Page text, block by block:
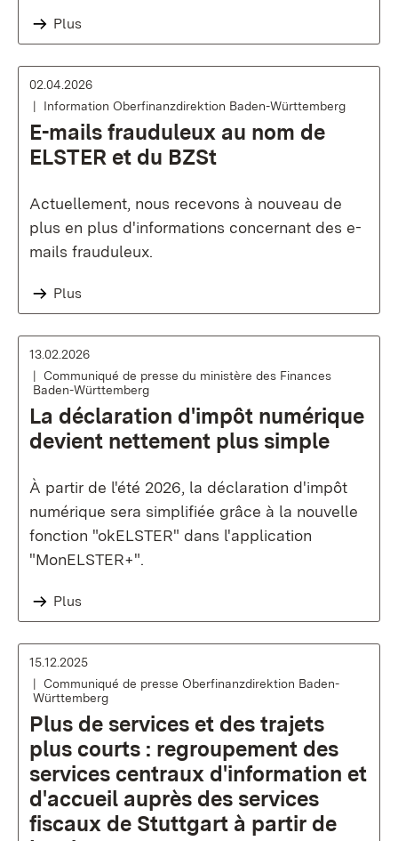
Plus
02.04.2026
Information Oberfinanzdirektion Baden-Württemberg
E-mails frauduleux au nom de
ELSTER et du BZSt
Actuellement, nous recevons à nouveau de
plus en plus d'informations concernant des e-
mails frauduleux.
Plus
13.02.2026
Communiqué de presse du ministère des Finances
Baden-Württemberg
La déclaration d'impôt numérique
devient nettement plus simple
À partir de l'été 2026, la déclaration d'impôt
numérique sera simplifiée grâce à la nouvelle
fonction "okELSTER" dans l'application
"MonELSTER+".
Plus
15.12.2025
Communiqué de presse Oberfinanzdirektion Baden-
Württemberg
Plus de services et des trajets
plus courts : regroupement des
services centraux d'information et
d'accueil auprès des services
fiscaux de Stuttgart à partir de